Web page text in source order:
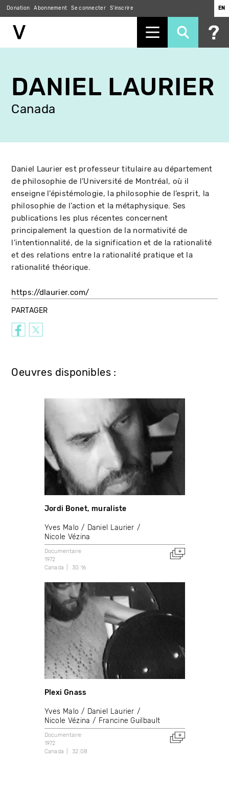
contenu
principal
Donation Abonnement Se connecter S'inscrire EN
DANIEL LAURIER
Canada
Daniel Laurier est professeur titulaire au département
de philosophie de l’Université de Montréal, où il
enseigne l’épistémologie, la philosophie de l’esprit, la
philosophie de l’action et la métaphysique. Ses
publications les plus récentes concernent
principalement la question de la normativité de
l’intentionnalité, de la signification et de la rationalité
et des relations entre la rationalité pratique et la
rationalité théorique.
https://dlaurier.com/
PARTAGER
Oeuvres disponibles :
Jordi Bonet, muraliste
Yves Malo
Daniel Laurier
Nicole Vézina
Documentaire
1972
Canada
30:16
Plexi Gnass
Yves Malo
Daniel Laurier
Nicole Vézina
Francine Guilbault
Documentaire
1972
Canada
32:08